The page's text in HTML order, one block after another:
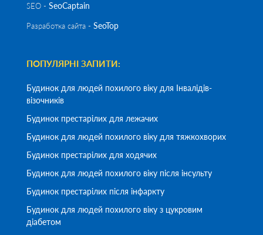
SEO - SeoСaptain
Разработка сайта - SeoTop
ПОПУЛЯРНІ ЗАПИТИ:
Будинок для людей похилого віку для Інвалідів-
візочників
Будинок престарілих для лежачих
Будинок для людей похилого віку для тяжкохворих
Будинок престарілих для ходячих
Будинок для людей похилого віку після інсульту
Будинок престарілих після інфаркту
Будинок для людей похилого віку з цукровим
діабетом